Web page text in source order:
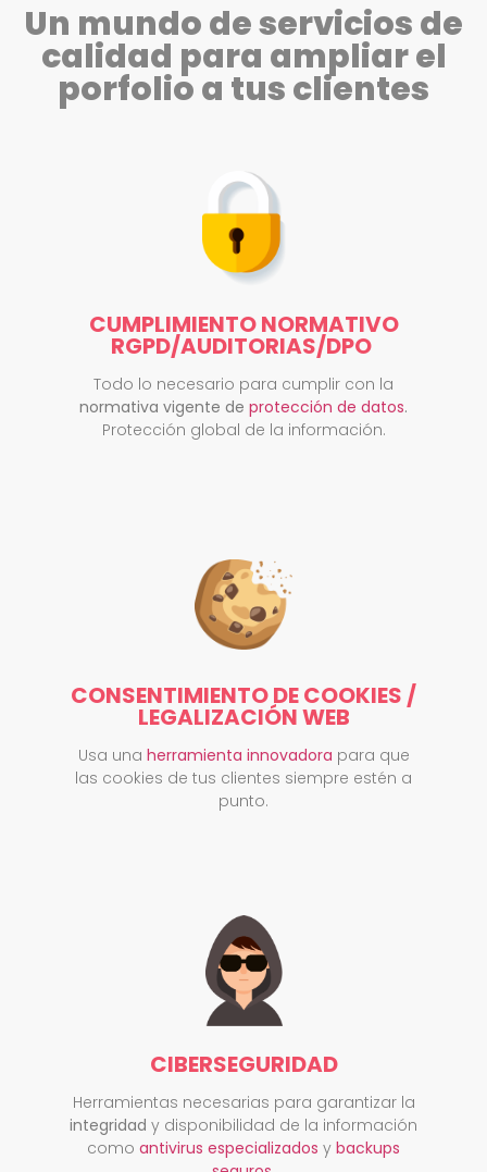
Un mundo de servicios de
calidad para ampliar el
porfolio a tus clientes
CUMPLIMIENTO NORMATIVO
RGPD/AUDITORIAS/DPO ​
Todo lo necesario para cumplir con la
normativa vigente de protección de datos.
Protección global de la información.
CONSENTIMIENTO DE COOKIES /
LEGALIZACIÓN WEB
Usa una herramienta innovadora para que
las cookies de tus clientes siempre estén a
punto.
CIBERSEGURIDAD
Herramientas necesarias para garantizar la
integridad y disponibilidad de la información
como antivirus especializados y backups